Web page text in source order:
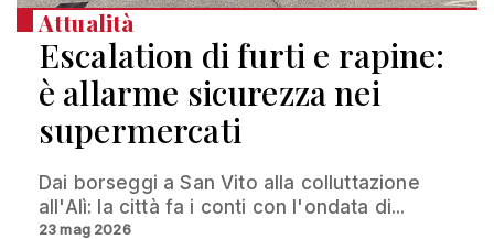
Attualità
Escalation di furti e rapine:
è allarme sicurezza nei
supermercati
Dai borseggi a San Vito alla colluttazione
all'Alì: la città fa i conti con l'ondata di...
23 mag 2026